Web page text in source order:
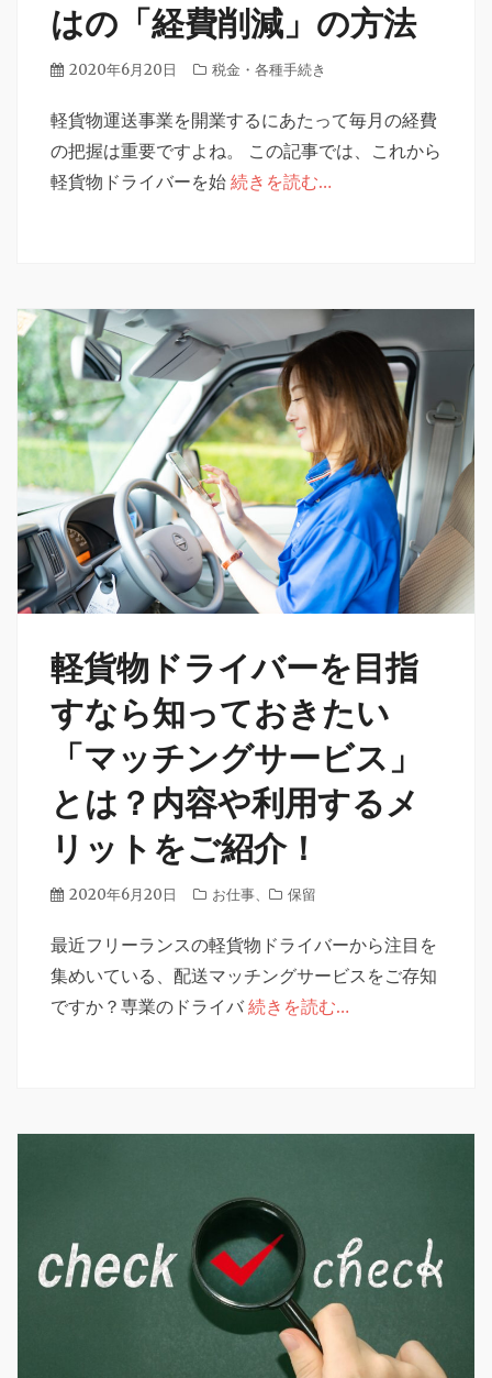
はの「経費削減」の方法
投
日
2020年6月20日
カ
ゴ
リ
ー
税金・各種手続き
軽貨物運送事業を開業するにあたって毎月の経費
の把握は重要ですよね。 この記事では、これから
軽貨物ドライバーを始 続きを読む…
軽貨物ドライバーを目指
すなら知っておきたい
「マッチングサービス」
とは？内容や利用するメ
リットをご紹介！
投
日
2020年6月20日
カ
ゴ
リ
お仕事、 保留
最近フリーランスの軽貨物ドライバーから注目を
集めいている、配送マッチングサービスをご存知
ですか？専業のドライバ 続きを読む…